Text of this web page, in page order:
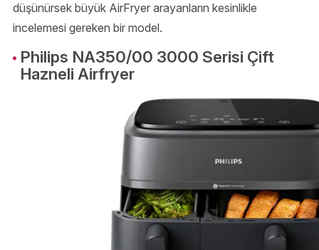
düşünürsek büyük AirFryer arayanların kesinlikle
incelemesi gereken bir model.
Philips NA350/00 3000 Serisi Çift
Hazneli Airfryer